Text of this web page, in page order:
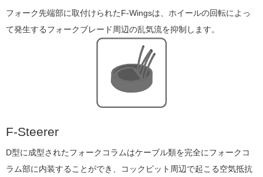
フォーク先端部に取付けられたF-Wingsは、ホイールの回転によっ
て発生するフォークブレード周辺の乱気流を抑制します。
F-Steerer
D型に成型されたフォークコラムはケーブル類を完全にフォークコ
ラム部に内装することができ、コックピット周辺で起こる空気抵抗